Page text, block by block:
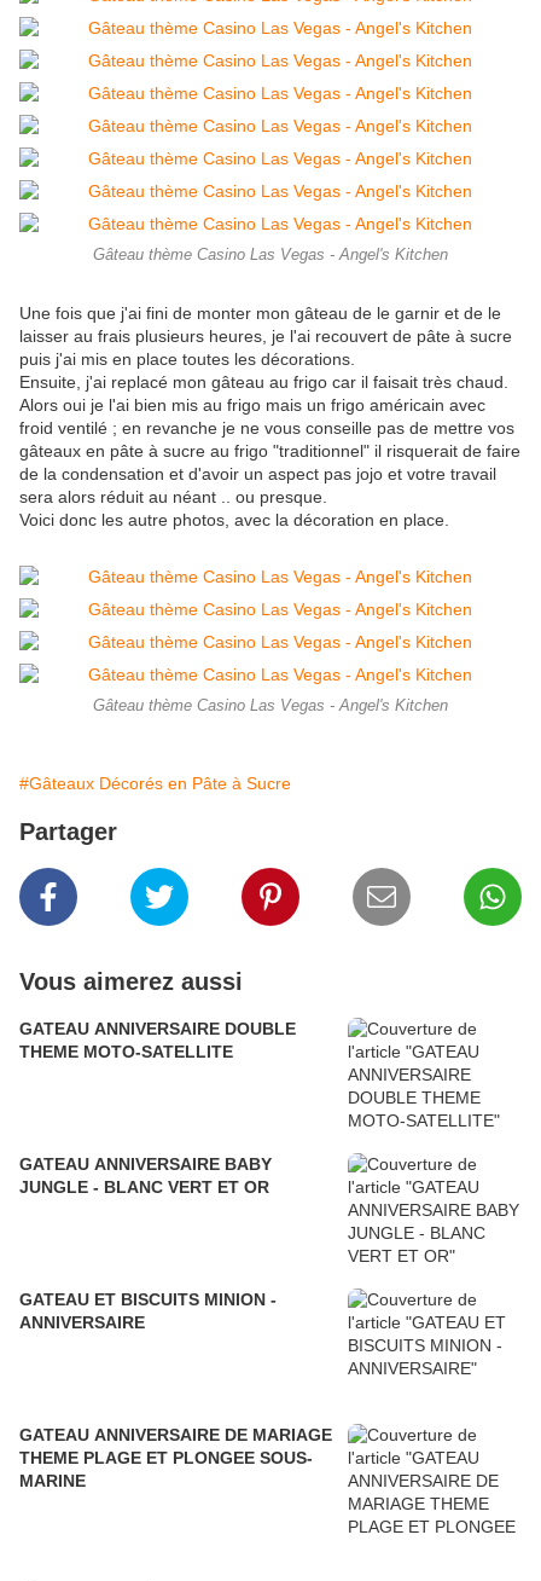
Gâteau thème Casino Las Vegas - Angel's Kitchen
Une fois que j'ai fini de monter mon gâteau de le garnir et de le
laisser au frais plusieurs heures, je l'ai recouvert de pâte à sucre
puis j'ai mis en place toutes les décorations.
Ensuite, j'ai replacé mon gâteau au frigo car il faisait très chaud.
Alors oui je l'ai bien mis au frigo mais un frigo américain avec
froid ventilé ; en revanche je ne vous conseille pas de mettre vos
gâteaux en pâte à sucre au frigo "traditionnel" il risquerait de faire
de la condensation et d'avoir un aspect pas jojo et votre travail
sera alors réduit au néant .. ou presque.
Voici donc les autre photos, avec la décoration en place.
Gâteau thème Casino Las Vegas - Angel's Kitchen
#Gâteaux Décorés en Pâte à Sucre
Partager
Vous aimerez aussi
GATEAU ANNIVERSAIRE DOUBLE
THEME MOTO-SATELLITE
GATEAU ANNIVERSAIRE BABY
JUNGLE - BLANC VERT ET OR
GATEAU ET BISCUITS MINION -
ANNIVERSAIRE
GATEAU ANNIVERSAIRE DE MARIAGE
THEME PLAGE ET PLONGEE SOUS-
MARINE